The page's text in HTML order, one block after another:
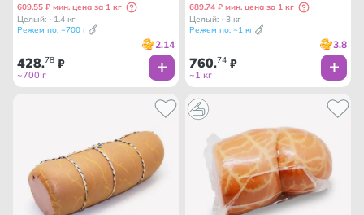
609.55 ₽ мин. цена за 1 кг
Целый: ~1.4 кг
Режем по: ~700 г
2.14
428.78 ₽
~700 г
689.74 ₽ мин. цена за 1 кг
Целый: ~3 кг
Режем по: ~1 кг
3.8
760.74 ₽
~1 кг